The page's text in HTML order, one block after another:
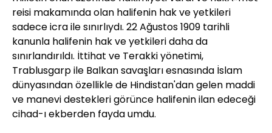
reisi makamında olan halifenin hak ve yetkileri
sadece icra ile sınırlıydı. 22 Ağustos 1909 tarihli
kanunla halifenin hak ve yetkileri daha da
sınırlandırıldı. İttihat ve Terakki yönetimi,
Trablusgarp ile Balkan savaşları esnasında İslam
dünyasından özellikle de Hindistan'dan gelen maddi
ve manevi destekleri görünce halifenin ilan edeceği
cihad-ı ekberden fayda umdu.